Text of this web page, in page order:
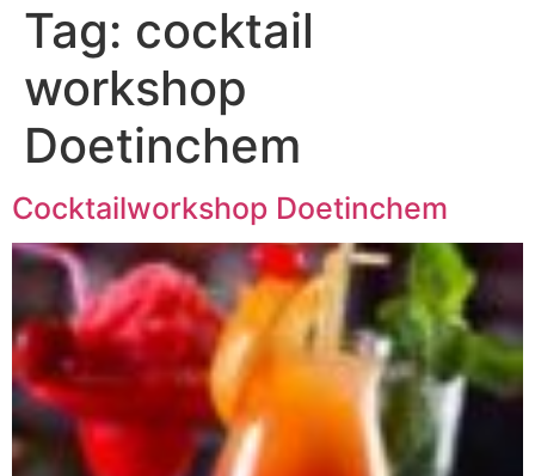
Tag: cocktail
workshop
Doetinchem
Cocktailworkshop Doetinchem